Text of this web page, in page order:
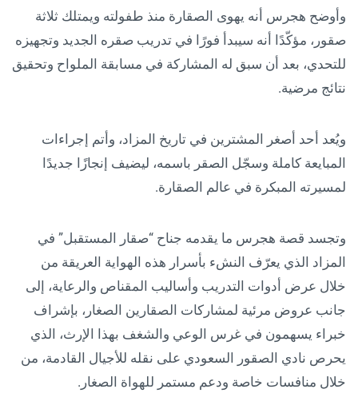
وأوضح هجرس أنه يهوى الصقارة منذ طفولته ويمتلك ثلاثة
صقور، مؤكّدًا أنه سيبدأ فورًا في تدريب صقره الجديد وتجهيزه
للتحدي، بعد أن سبق له المشاركة في مسابقة الملواح وتحقيق
نتائج مرضية.
ويُعد أحد أصغر المشترين في تاريخ المزاد، وأتم إجراءات
المبايعة كاملة وسجّل الصقر باسمه، ليضيف إنجازًا جديدًا
لمسيرته المبكرة في عالم الصقارة.
وتجسد قصة هجرس ما يقدمه جناح “صقار المستقبل” في
المزاد الذي يعرّف النشء بأسرار هذه الهواية العريقة من
خلال عرض أدوات التدريب وأساليب المقناص والرعاية، إلى
جانب عروض مرئية لمشاركات الصقارين الصغار، بإشراف
خبراء يسهمون في غرس الوعي والشغف بهذا الإرث، الذي
يحرص نادي الصقور السعودي على نقله للأجيال القادمة، من
خلال منافسات خاصة ودعم مستمر للهواة الصغار.